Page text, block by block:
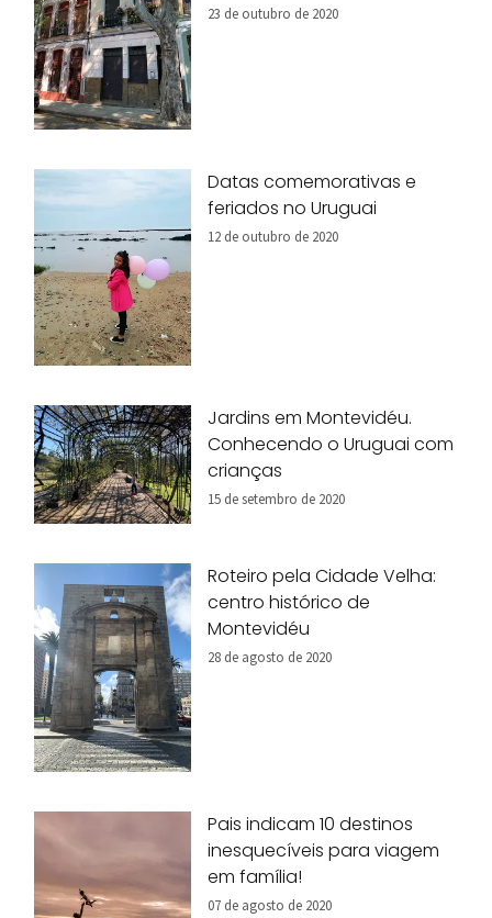
23 de outubro de 2020
Datas comemorativas e
feriados no Uruguai
12 de outubro de 2020
Jardins em Montevidéu.
Conhecendo o Uruguai com
crianças
15 de setembro de 2020
Roteiro pela Cidade Velha:
centro histórico de
Montevidéu
28 de agosto de 2020
Pais indicam 10 destinos
inesquecíveis para viagem
em família!
07 de agosto de 2020